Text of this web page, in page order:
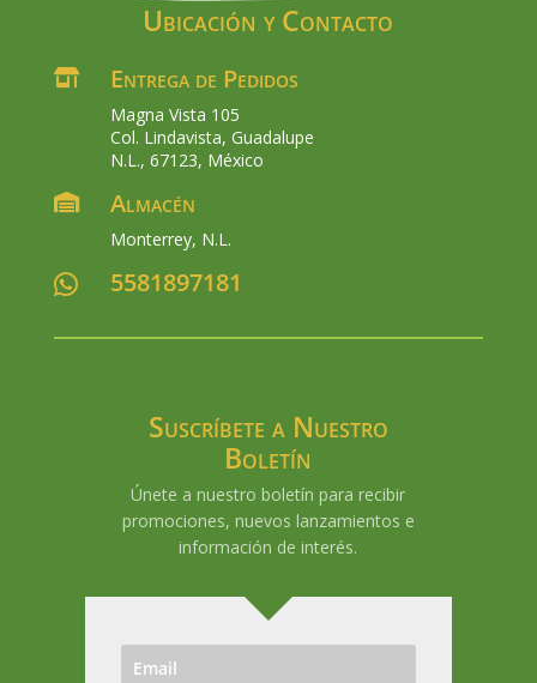
Ubicación y Contacto
 Entrega de Pedidos
Magna Vista 105
Col. Lindavista, Guadalupe
N.L., 67123, México
 Almacén
Monterrey, N.L.
 5581897181
Suscríbete a Nuestro
Boletín
Únete a nuestro boletín para recibir
promociones, nuevos lanzamientos e
información de interés.